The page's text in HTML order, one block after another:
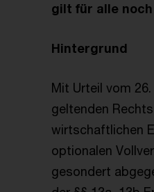
gilt für alle
Hintergrund
Mit Urteil vom
geltenden
wirtschaftlichen
optionalen
gesondert